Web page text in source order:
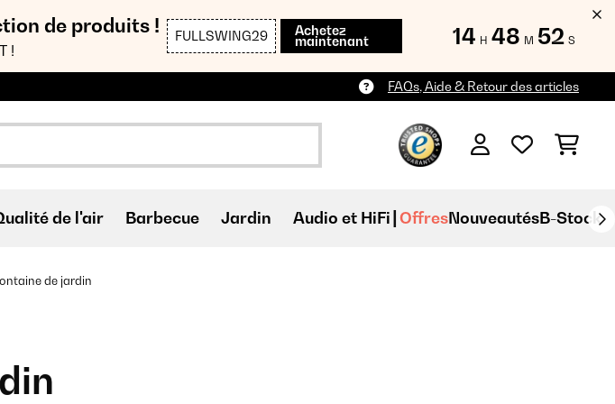
de produits !
!
FULLSWING29 Achetez
maintenant 14 H 48 M 50 S
FAQs, Aide & Retour des articles
de l'air Barbecue Jardin Audio et HiFi OffresNouveautésB-Stock
de jardin